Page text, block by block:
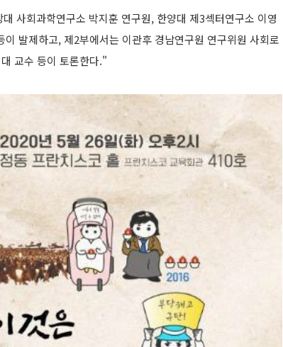
사회과학연구소 박지훈 연구원, 한양대 제3섹터연구소 이영
발제하고, 제2부에서는 이관후 경남연구원 연구위원 사회로
교수 등이 토론한다."